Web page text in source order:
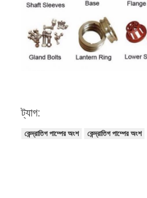
Blog
এখন চ্যাট
অনুভূমিক স্লারি পাম্প
ট্যাগ:
কেন্দ্রাতিগ পাম্পের অংশ কেন্দ্রাতিগ পাম্পের অংশ